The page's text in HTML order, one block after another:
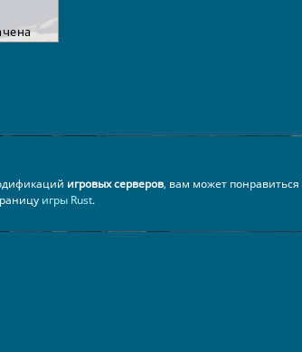
игровых серверов, вам может понравиться
игры Rust.